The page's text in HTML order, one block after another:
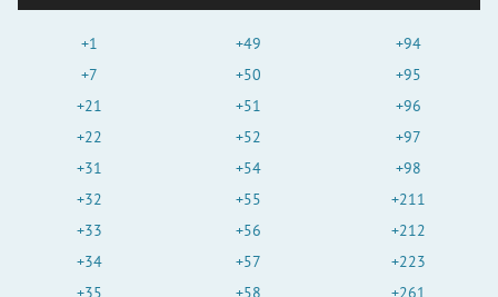
+1
+7
+21
+22
+31
+32
+33
+34
+35
+49
+50
+51
+52
+54
+55
+56
+57
+58
+94
+95
+96
+97
+98
+211
+212
+223
+261